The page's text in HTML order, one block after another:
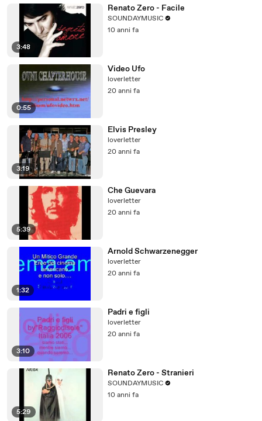
3:48
Renato Zero - Facile
SOUNDAYMUSIC
10 anni fa
0:55
Video Ufo
loverletter
20 anni fa
3:19
Elvis Presley
loverletter
20 anni fa
5:39
Che Guevara
loverletter
20 anni fa
1:32
Arnold Schwarzenegger
loverletter
20 anni fa
3:10
Padri e figli
loverletter
20 anni fa
5:29
Renato Zero - Stranieri
SOUNDAYMUSIC
10 anni fa